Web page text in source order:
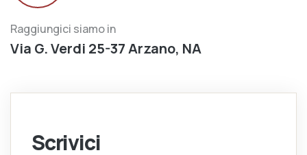
Raggiungici siamo in
Via G. Verdi 25-37 Arzano, NA
Scrivici